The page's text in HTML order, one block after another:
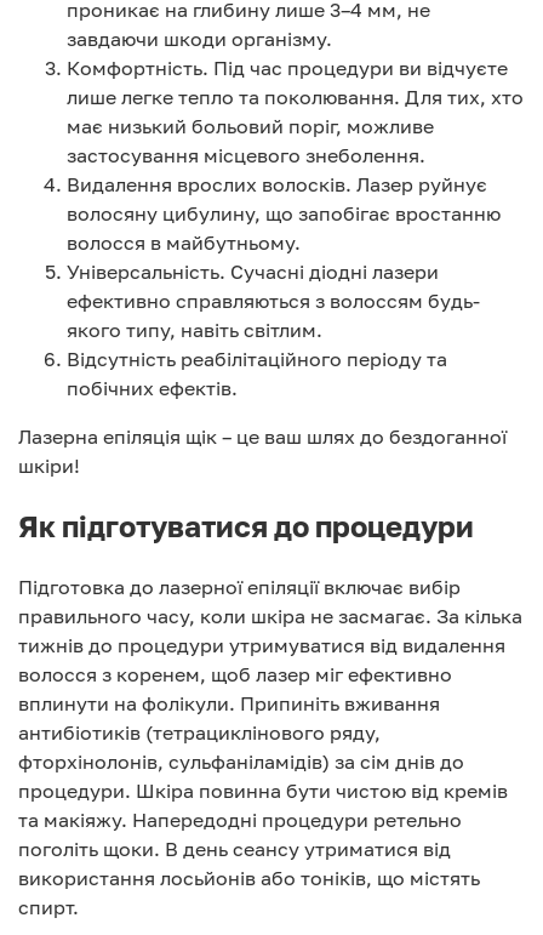
проникає на глибину лише 3–4 мм, не
завдаючи шкоди організму.
Комфортність. Під час процедури ви відчуєте
лише легке тепло та поколювання. Для тих, хто
має низький больовий поріг, можливе
застосування місцевого знеболення.
Видалення врослих волосків. Лазер руйнує
волосяну цибулину, що запобігає вростанню
волосся в майбутньому.
Універсальність. Сучасні діодні лазери
ефективно справляються з волоссям будь-
якого типу, навіть світлим.
Відсутність реабілітаційного періоду та
побічних ефектів.
Лазерна епіляція щік – це ваш шлях до бездоганної
шкіри!
Як підготуватися до процедури
Підготовка до лазерної епіляції включає вибір
правильного часу, коли шкіра не засмагає. За кілька
тижнів до процедури утримуватися від видалення
волосся з коренем, щоб лазер міг ефективно
вплинути на фолікули. Припиніть вживання
антибіотиків (тетрациклінового ряду,
фторхінолонів, сульфаніламідів) за сім днів до
процедури. Шкіра повинна бути чистою від кремів
та макіяжу. Напередодні процедури ретельно
поголіть щоки. В день сеансу утриматися від
використання лосьйонів або тоніків, що містять
спирт.